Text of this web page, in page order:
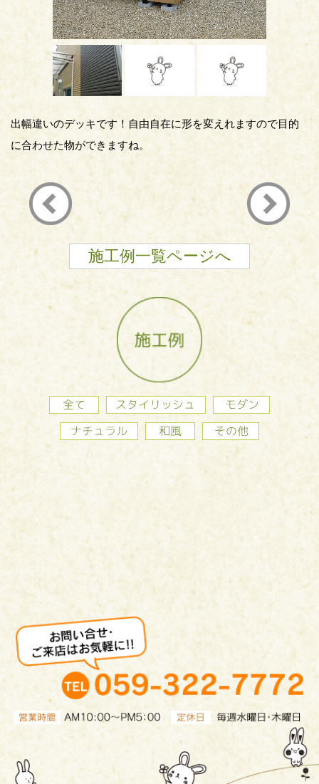
出幅違いのデッキです！自由自在に形を変えれますので目的
に合わせた物ができますね。
施工例一覧ページへ